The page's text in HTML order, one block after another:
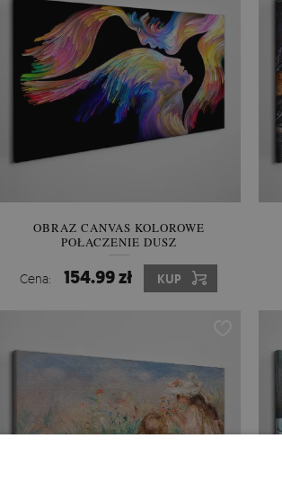
OBRAZ CANVAS KOLOROWE
POŁĄCZENIE DUSZ
Cena: 154.99 zł KUP